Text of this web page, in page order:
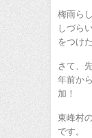
梅雨ら
しづら
をつけ
さて、
年前か
加！
東峰村
です。